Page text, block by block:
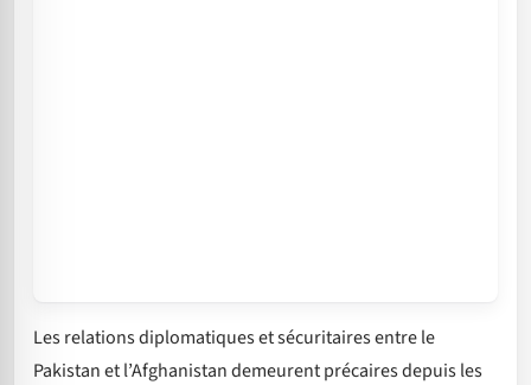
Les relations diplomatiques et sécuritaires entre le
Pakistan et l’Afghanistan demeurent précaires depuis les